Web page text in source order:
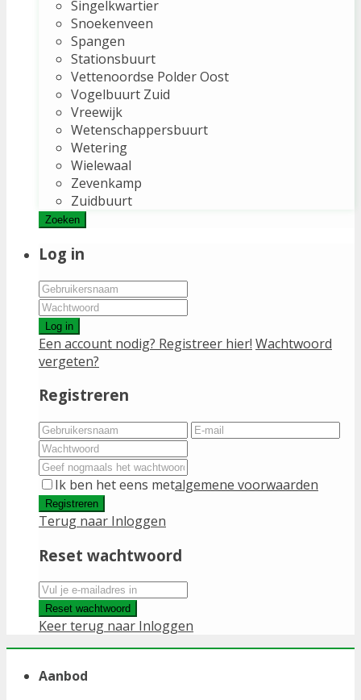
Singelkwartier
Snoekenveen
Spangen
Stationsbuurt
Vettenoordse Polder Oost
Vogelbuurt Zuid
Vreewijk
Wetenschappersbuurt
Wetering
Wielewaal
Zevenkamp
Zuidbuurt
Zoeken
Log in
Log in
Een account nodig? Registreer hier! Wachtwoord
vergeten?
Registreren
Ik ben het eens metalgemene voorwaarden
Registreren
Terug naar Inloggen
Reset wachtwoord
Reset wachtwoord
Keer terug naar Inloggen
Aanbod